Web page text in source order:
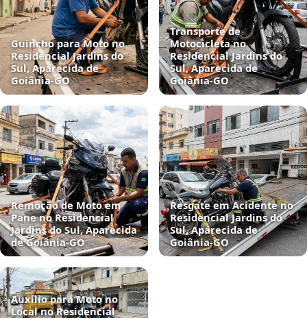
Guincho para Moto no
Residencial Jardins do
Sul, Aparecida de
Goiânia‑GO
Transporte de
Motocicleta no
Residencial Jardins do
Sul, Aparecida de
Goiânia‑GO
Remoção de Moto em
Pane no Residencial
Jardins do Sul, Aparecida
de Goiânia‑GO
Resgate em Acidente no
Residencial Jardins do
Sul, Aparecida de
Goiânia‑GO
Auxílio para Moto no
Local no Residencial